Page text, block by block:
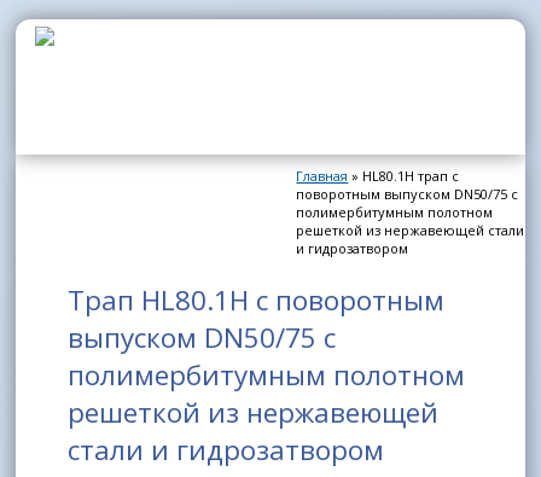
Перейти к основному содержанию
Вы здесь
Главная » HL80.1H трап с
поворотным выпуском DN50/75 с
полимербитумным полотном
решеткой из нержавеющей стали
и гидрозатвором
Трап HL80.1H с поворотным
выпуском DN50/75 с
полимербитумным полотном
решеткой из нержавеющей
стали и гидрозатвором